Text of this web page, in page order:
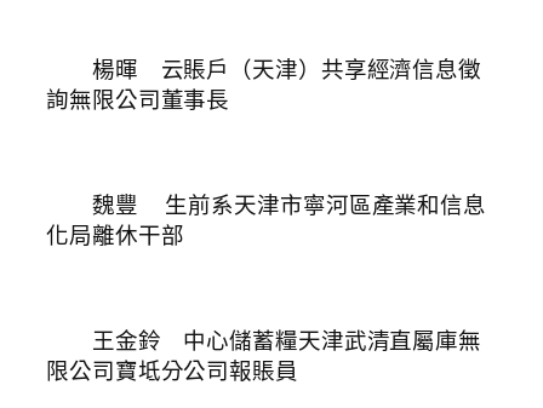
楊暉 云賬戶（天津）共享經濟信息徵
詢無限公司董事長
魏豐
生前系天津市寧河區產業和信息
化局離休干部
王金鈴 中心儲蓄糧天津武清直屬庫無
限公司寶坻分公司報賬員